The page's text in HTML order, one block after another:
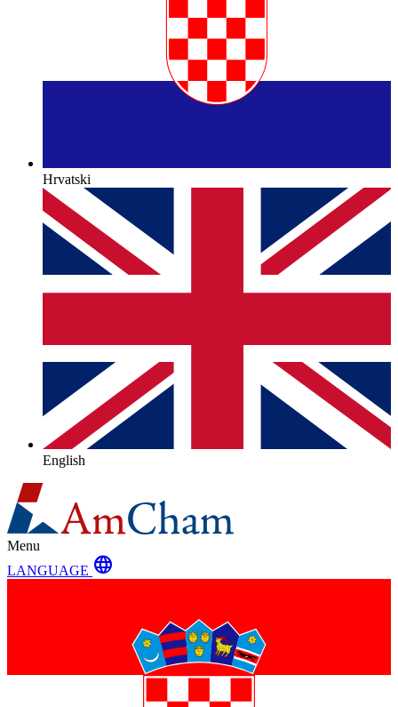
Hrvatski
English
Menu
LANGUAGE language